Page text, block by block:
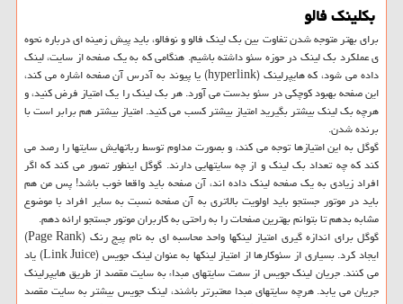
بکلینک فالو
برای بهتر متوجه شدن تفاوت بین بک لینک فالو و نوفالو، باید پیش زمینه ای درباره نحوه
ی عملکرد بک لینک در حوزه سئو داشته باشیم. هنگامی که به یک صفحه از سایت، لینک
داده می شود، که هایپرلینک (hyperlink) یا پیوند به آدرس آن صفحه اشاره می کند،
این صفحه بهبود کوچکی در سئو بدست می آورد. هر بک لینک را یک امتیاز فرض کنید، و
هرچه بک لینک بیشتر بگیرید امتیاز بیشتر کسب می کنید. امتیاز بیشتر هم برابر است با
برنده شدن.
گوگل به این امتیازها توجه می کند، و بصورت مداوم توسط رباتهایش سایتها را رصد می
کند که چه تعداد بک لینک و از چه سایتهایی دارند. گوگل اینطور تصور می کند که اگر
افراد زیادی به یک صفحه لینک داده اند، آن صفحه باید واقعا خوب باشد! پس من هم
باید در موتور جستجو باید اولویت بالاتری به آن صفحه نسبت به سایر افراد با موضوع
مشابه بدهم تا بتوانم بهترین صفحات را به راحتی به کاربران موتور جستجو ارائه دهم.
گوگل برای اندازه گیری امتیاز لینکها واحد محاسبه ای به نام پیج رنک (Page Rank)
ایجاد کرد. بسیاری از سئوکارها از امتیاز لینکها به عنوان لینک جویس (Link Juice) یاد
می کنند. جریان لینک جویس از سمت سایتهای مبداء به سایت مقصد از طریق هایپرلینک
جریان می یابد. هرچه سایتهای مبدا معتبرتر باشند، لینک جویس بیشتر به سایت مقصد